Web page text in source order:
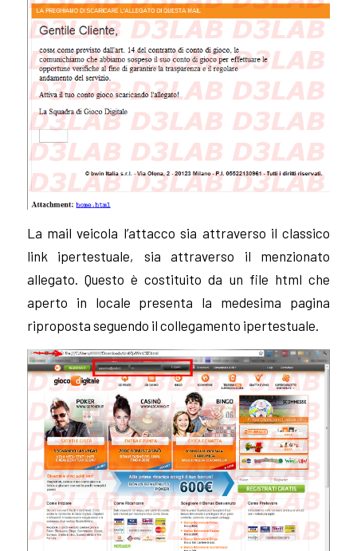
La mail veicola l’attacco sia attraverso il classico
link ipertestuale, sia attraverso il menzionato
allegato. Questo è costituito da un file html che
aperto in locale presenta la medesima pagina
riproposta seguendo il collegamento ipertestuale.